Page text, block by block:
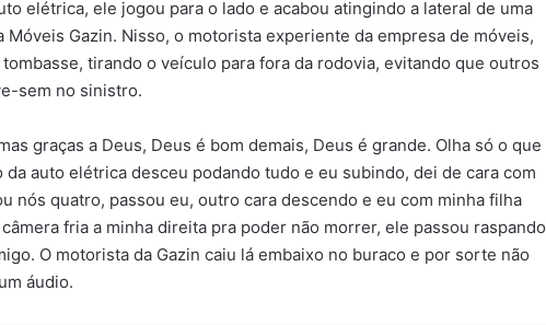
elétrica, ele jogou para o lado e acabou atingindo a lateral de uma
Gazin. Nisso, o motorista experiente da empresa de móveis,
tirando o veículo para fora da rodovia, evitando que outros
sem no sinistro.
graças a Deus, Deus é bom demais, Deus é grande. Olha só o que
auto elétrica desceu podando tudo e eu subindo, dei de cara com
nós quatro, passou eu, outro cara descendo e eu com minha filha
fria a minha direita pra poder não morrer, ele passou raspando
O motorista da Gazin caiu lá embaixo no buraco e por sorte não
áudio.